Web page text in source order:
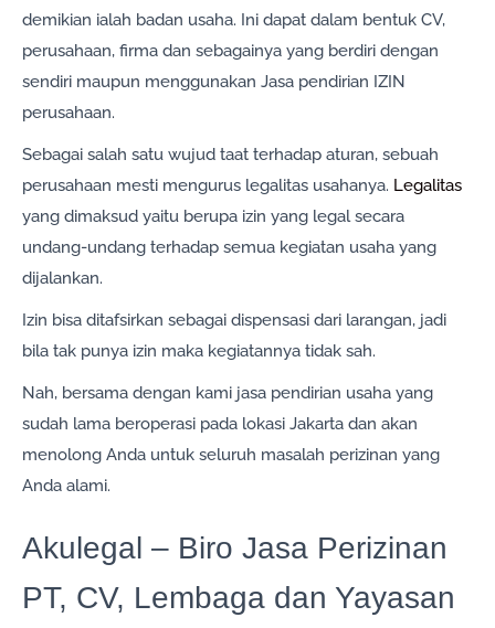
demikian ialah badan usaha. Ini dapat dalam bentuk CV,
perusahaan, firma dan sebagainya yang berdiri dengan
sendiri maupun menggunakan Jasa pendirian IZIN
perusahaan.
Sebagai salah satu wujud taat terhadap aturan, sebuah
perusahaan mesti mengurus legalitas usahanya. Legalitas
yang dimaksud yaitu berupa izin yang legal secara
undang-undang terhadap semua kegiatan usaha yang
dijalankan.
Izin bisa ditafsirkan sebagai dispensasi dari larangan, jadi
bila tak punya izin maka kegiatannya tidak sah.
Nah, bersama dengan kami jasa pendirian usaha yang
sudah lama beroperasi pada lokasi Jakarta dan akan
menolong Anda untuk seluruh masalah perizinan yang
Anda alami.
Akulegal – Biro Jasa Perizinan
PT, CV, Lembaga dan Yayasan